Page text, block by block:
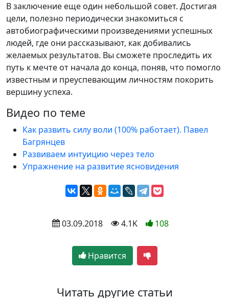
В заключение еще один небольшой совет. Достигая
цели, полезно периодически знакомиться с
автобиографическими произведениями успешных
людей, где они рассказывают, как добивались
желаемых результатов. Вы сможете проследить их
путь к мечте от начала до конца, поняв, что помогло
известным и преуспевающим личностям покорить
вершину успеха.
Видео по теме
Как развить силу воли (100% работает). Павел
Багрянцев
Развиваем интуицию через тело
Упражнение на развитие ясновидения
03.09.2018 4.1K 108
Нравится
Читать другие статьи